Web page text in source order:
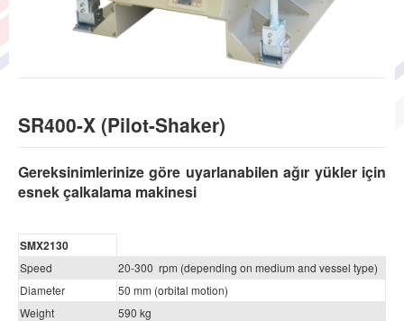
SR400-X (Pilot-Shaker)
Gereksinimlerinize göre uyarlanabilen ağır yükler için
esnek çalkalama makinesi
SMX2130
Speed
20-300 rpm (depending on medium and vessel type)
Diameter
50 mm (orbital motion)
Weight
590 kg